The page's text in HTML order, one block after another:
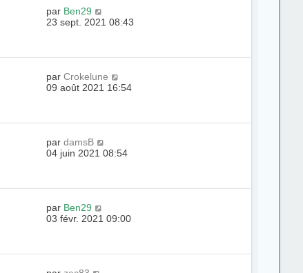
par Ben29
23 sept. 2021 08:43
parCrokelune
09 août 2021 16:54
pardamsB
04 juin 2021 08:54
par Ben29
03 févr. 2021 09:00